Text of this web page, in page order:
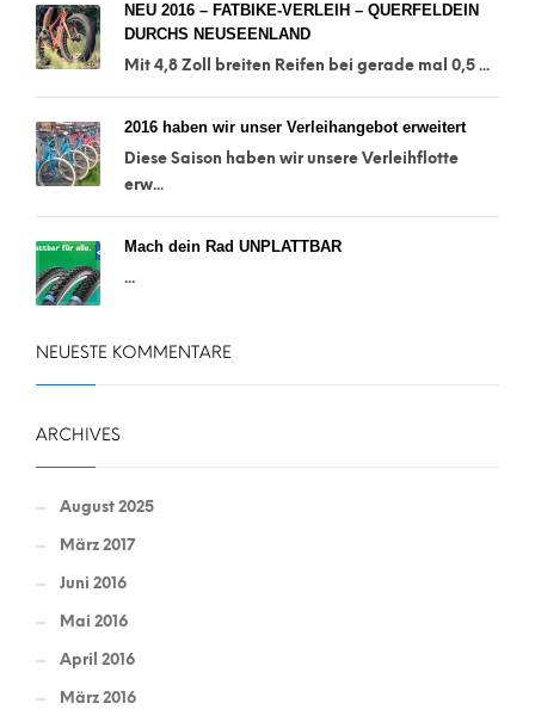
NEU 2016 – FATBIKE-VERLEIH – QUERFELDEIN
DURCHS NEUSEENLAND
Mit 4,8 Zoll breiten Reifen bei gerade mal 0,5 ...
2016 haben wir unser Verleihangebot erweitert
Diese Saison haben wir unsere Verleihflotte
erw...
Mach dein Rad UNPLATTBAR
...
NEUESTE KOMMENTARE
ARCHIVES
August 2025
März 2017
Juni 2016
Mai 2016
April 2016
März 2016